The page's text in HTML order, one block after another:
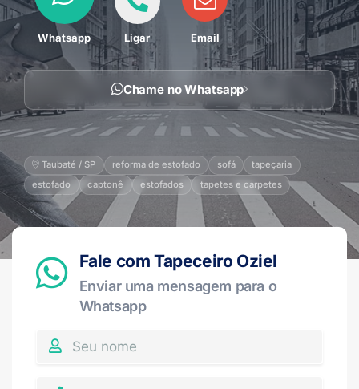
Whatsapp Ligar Email
Chame no Whatsapp
Taubaté / SP reforma de estofado sofá
tapeçaria
estofado
captonê estofados tapetes e carpetes
Fale com Tapeceiro Oziel
Enviar uma mensagem para o
Whatsapp